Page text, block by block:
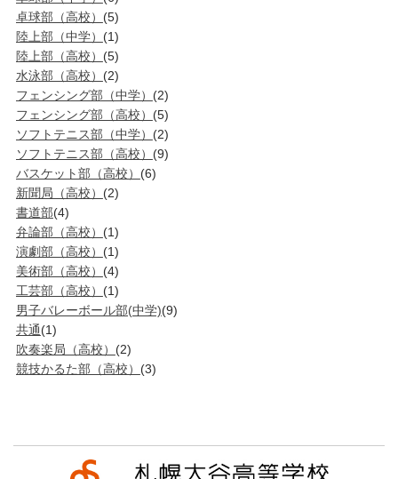
卓球部（高校） (5)
陸上部（中学） (1)
陸上部（高校） (5)
水泳部（高校） (2)
フェンシング部（中学） (2)
フェンシング部（高校） (5)
ソフトテニス部（中学） (2)
ソフトテニス部（高校） (9)
バスケット部（高校） (6)
新聞局（高校） (2)
書道部(4)
弁論部（高校） (1)
演劇部（高校） (1)
美術部（高校） (4)
工芸部（高校） (1)
男子バレーボール部(中学)(9)
共通(1)
吹奏楽局（高校） (2)
競技かるた部（高校） (3)